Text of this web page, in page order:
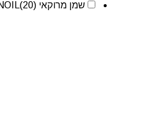
שמן מרוקאי MOROCCANOIL(20)